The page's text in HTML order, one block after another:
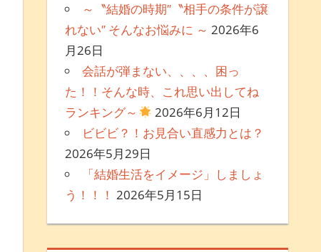
～〝結婚の時期″〝相手の条件が譲
れない″ そんなお悩みに ～ 2026年6
月26日
会話が弾まない、、、、困っ
た！！そんな時、これ思い出してね
ランキング～
2026年6月12日
ビビビ？！お見合い直感力とは？
2026年5月29日
「結婚生活をイメージ」しましょ
う！！！ 2026年5月15日